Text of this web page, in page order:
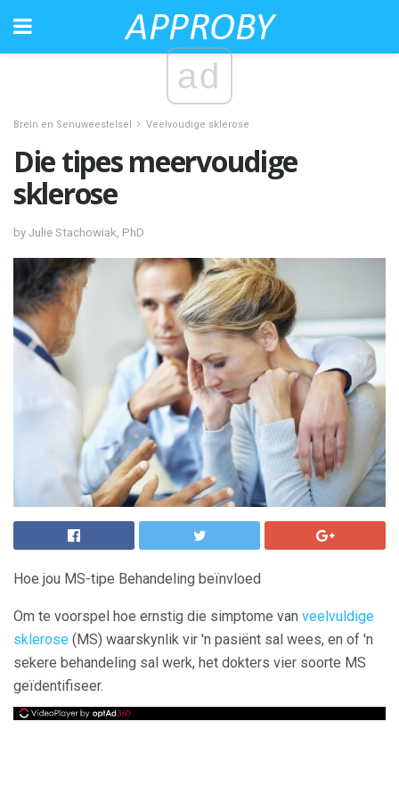
ad
Brein en Senuweestelsel Veelvoudige sklerose
Die tipes meervoudige
sklerose
by Julie Stachowiak, PhD
Hoe jou MS-tipe Behandeling beïnvloed
Om te voorspel hoe ernstig die simptome van veelvuldige
sklerose (MS) waarskynlik vir 'n pasiënt sal wees, en of 'n
sekere behandeling sal werk, het dokters vier soorte MS
geïdentifiseer.